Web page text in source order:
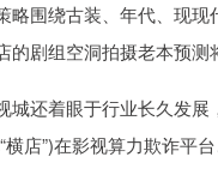
围绕古装、年代、现现
剧组空洞拍摄老本预测
还着眼于行业长久发展
店”)在影视算力欺诈平